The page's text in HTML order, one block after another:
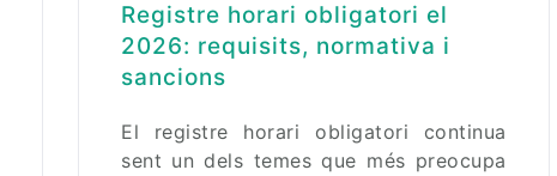
Registre horari obligatori el
2026: requisits, normativa i
sancions
El registre horari obligatori continua
sent un dels temes que més preocupa